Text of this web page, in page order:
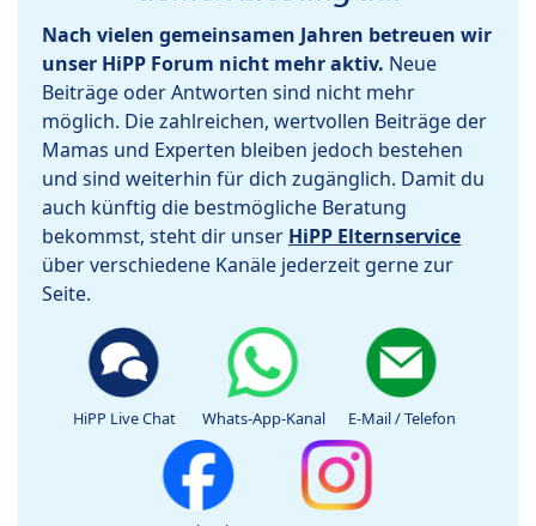
Nach vielen gemeinsamen Jahren betreuen wir
unser HiPP Forum nicht mehr aktiv. Neue
Beiträge oder Antworten sind nicht mehr
möglich. Die zahlreichen, wertvollen Beiträge der
Mamas und Experten bleiben jedoch bestehen
und sind weiterhin für dich zugänglich. Damit du
auch künftig die bestmögliche Beratung
bekommst, steht dir unser HiPP Elternservice
über verschiedene Kanäle jederzeit gerne zur
Seite.
HiPP Live Chat Whats-App-Kanal E-Mail / Telefon